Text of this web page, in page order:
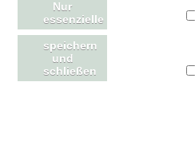
Mehr über OGame
Nur
essenzielle
speichern
und
schließen